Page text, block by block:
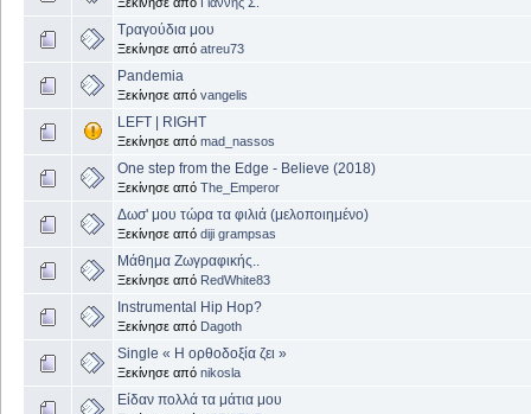
Τραγούδια μου
Ξεκίνησε από atreu73
Pandemia
Ξεκίνησε από vangelis
LEFT | RIGHT
Ξεκίνησε από mad_nassos
One step from the Edge - Believe (2018)
Ξεκίνησε από The_Emperor
Δωσ' μου τώρα τα φιλιά (μελοποιημένο)
Ξεκίνησε από diji grampsas
Μάθημα Ζωγραφικής..
Ξεκίνησε από RedWhite83
Instrumental Hip Hop?
Ξεκίνησε από Dagoth
Single « Η ορθοδοξία ζει »
Ξεκίνησε από nikosla
Είδαν πολλά τα μάτια μου